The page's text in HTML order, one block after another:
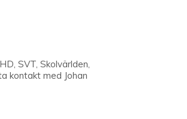
SVT, Skolvärlden,
kontakt med Johan